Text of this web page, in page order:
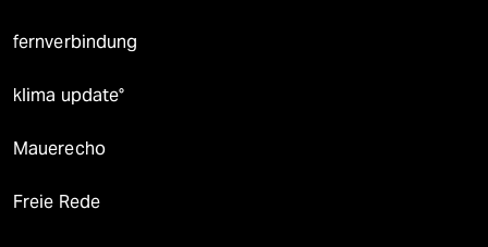
fernverbindung
klima update°
Mauerecho
Freie Rede